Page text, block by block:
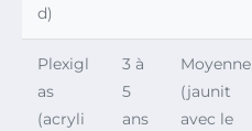
d)
Plexigl
as
(acryli
3 à
5
ans
Moyenne
(jaunit
avec le